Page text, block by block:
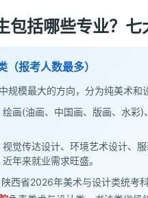
包括哪些专业？七
（报考人数最多）
规模最大的方向，分为纯美术和
绘画(油画、中国画、版画、水彩
视觉传达设计、环境艺术设计、
年来就业需求旺盛。
陕西省2026年美术与设计类统考